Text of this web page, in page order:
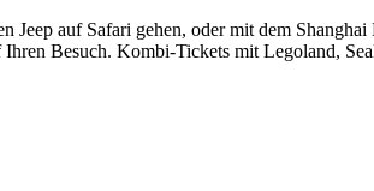
auf Safari gehen, oder mit dem
Besuch. Kombi-Tickets mit Legoland,